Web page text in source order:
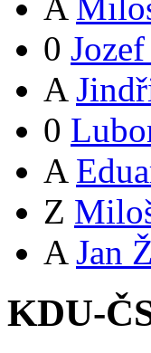
A
0
A
0
A
Z
A Jan
KDU-